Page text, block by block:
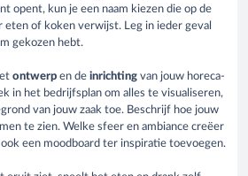
opent, kun je een naam kiezen die op de
eten of koken verwijst. Leg in ieder geval
gekozen hebt.
ontwerp en de inrichting van jouw horeca-
in het bedrijfsplan om alles te visualiseren,
van jouw zaak toe. Beschrijf hoe jouw
te zien. Welke sfeer en ambiance creëer
een moodboard ter inspiratie toevoegen.